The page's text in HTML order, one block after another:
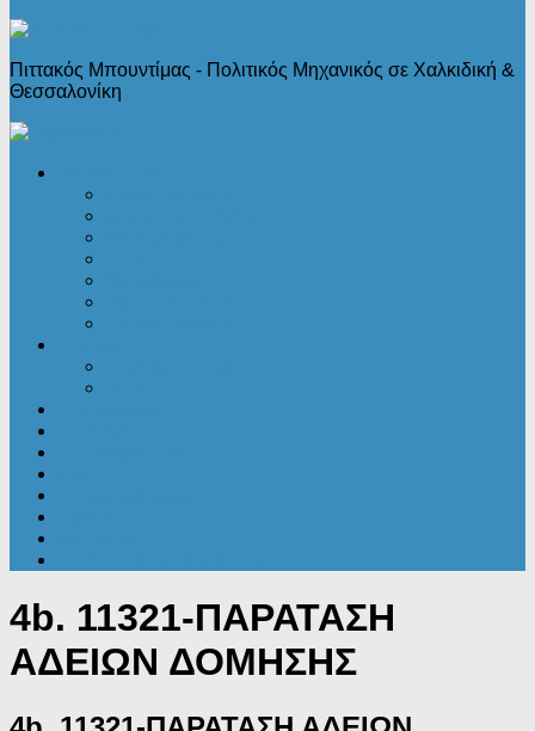
Πιττακός Μπουντίμας - Πολιτικός Μηχανικός σε Χαλκιδική &
Θεσσαλονίκη
4b. 11321-ΠΑΡΑΤΑΣΗ
ΑΔΕΙΩΝ ΔΟΜΗΣΗΣ